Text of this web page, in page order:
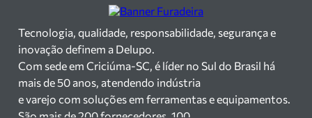
Tecnologia, qualidade, responsabilidade, segurança e
inovação definem a Delupo.
Com sede em Criciúma-SC, é líder no Sul do Brasil há
mais de 50 anos, atendendo indústria
e varejo com soluções em ferramentas e equipamentos.